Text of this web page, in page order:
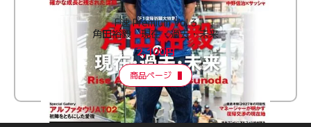
F速 Premium Vol.3
角田裕毅 現在・過去・未来
2,100円
商品ページ